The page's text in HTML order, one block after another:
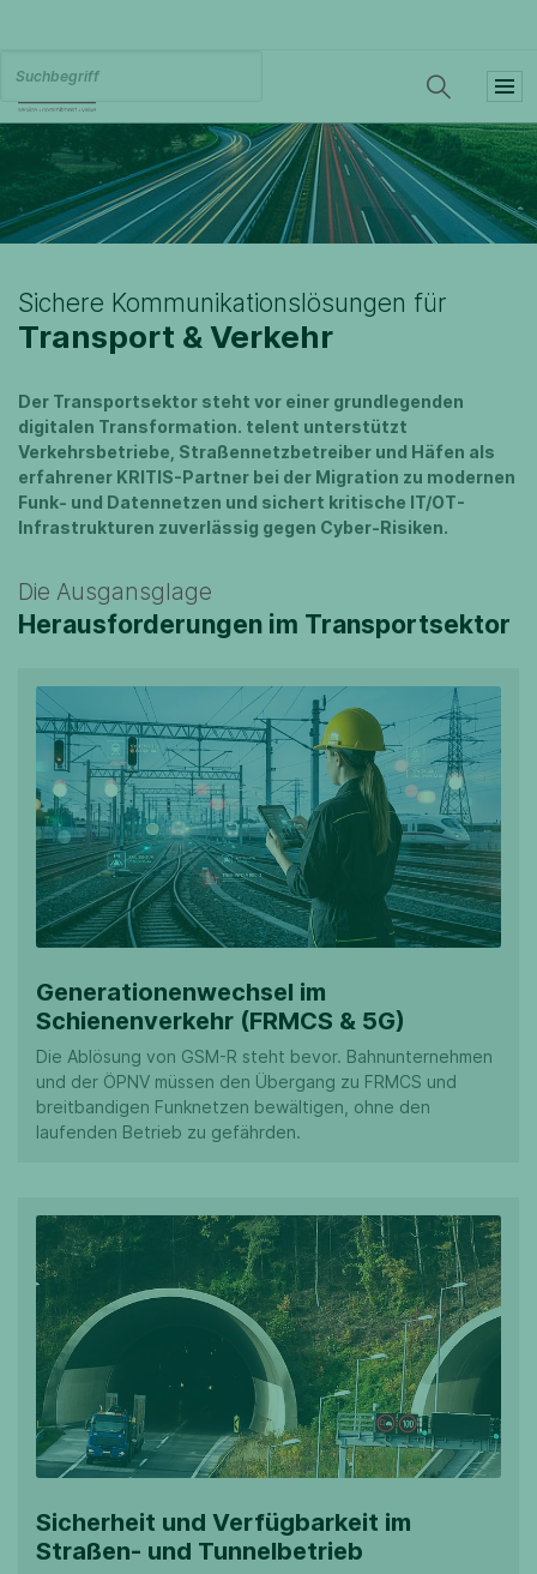
Sichere Kommunikationslösungen für
Transport & Verkehr
Der Transportsektor steht vor einer grundlegenden
digitalen Transformation. telent unterstützt
Verkehrsbetriebe, Straßennetzbetreiber und Häfen als
erfahrener KRITIS-Partner bei der Migration zu modernen
Funk- und Datennetzen und sichert kritische IT/OT-
Infrastrukturen zuverlässig gegen Cyber-Risiken.
Die Ausgansglage
Herausforderungen im Transportsektor
Generationenwechsel im
Schienenverkehr (FRMCS & 5G)
Die Ablösung von GSM-R steht bevor. Bahnunternehmen
und der ÖPNV müssen den Übergang zu FRMCS und
breitbandigen Funknetzen bewältigen, ohne den
laufenden Betrieb zu gefährden.
Sicherheit und Verfügbarkeit im
Straßen- und Tunnelbetrieb